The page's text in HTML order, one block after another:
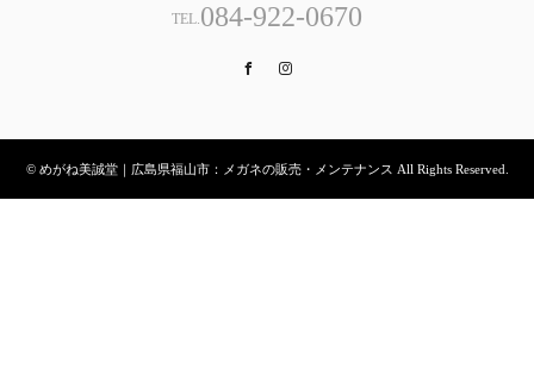
TEL.084-922-0670
Facebook
© めがね美誠堂｜広島県福山市：メガネの販売・メンテナンス All Rights Reserved.